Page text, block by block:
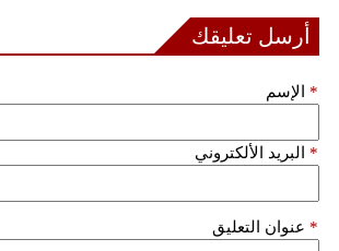
أرسل تعليقك
الإسم *
البريد الألكتروني *
عنوان التعليق *